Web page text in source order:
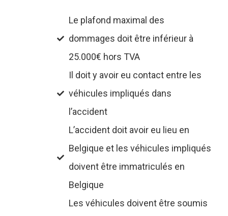
Le plafond maximal des
dommages doit être inférieur à
25.000€ hors TVA
Il doit y avoir eu contact entre les
véhicules impliqués dans
l’accident
L’accident doit avoir eu lieu en
Belgique et les véhicules impliqués
doivent être immatriculés en
Belgique
Les véhicules doivent être soumis